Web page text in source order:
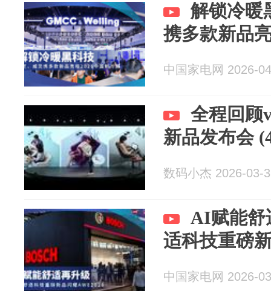
解锁冷暖黑科技
携多款新品
中国家电网 2026-
全程回顾
新品发布会
数码小杰 2026-03-
AI赋能舒
适科技重磅
中国家电网 2026-